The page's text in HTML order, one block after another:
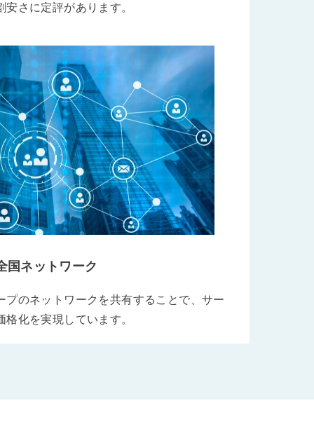
さに定評があります。
国ネットワーク
プのネットワークを共有することで、サー
化を実現しています。